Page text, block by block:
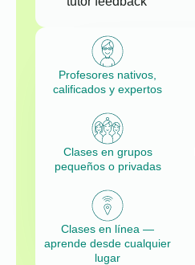
Profesores nativos,
calificados y expertos
Clases en grupos
pequeños o privadas
Clases en línea —
aprende desde cualquier
lugar